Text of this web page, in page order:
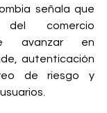
señala que
comercio
avanzar en
autenticación
de riesgo y